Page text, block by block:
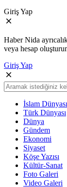
Giriş Yap
Haber Nida
veya hesap
Giriş Yap
İslam Dünyası
Türk Dünyası
Dünya
Gündem
Ekonomi
Siyaset
Köşe Yazısı
Kültür-Sanat
Foto Galeri
Video Galeri